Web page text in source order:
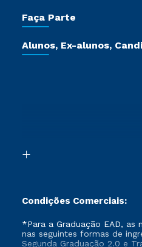
Certificadoras
Jornada do Aluno
Pós-graduação
Cursos Livres
Faça Parte
Vestibular Redação
Formação Pedagógica - R2
Alunos, Ex-alunos,
Condições Comerciais:
*Para a Graduação EAD, as
nas seguintes formas de
Segunda Graduação 2.0 e